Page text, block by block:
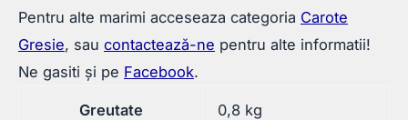
Pentru alte marimi acceseaza categoria Carote
Gresie, sau contactează-ne pentru alte informatii!
Ne gasiti și pe Facebook.
Greutate 0,8 kg